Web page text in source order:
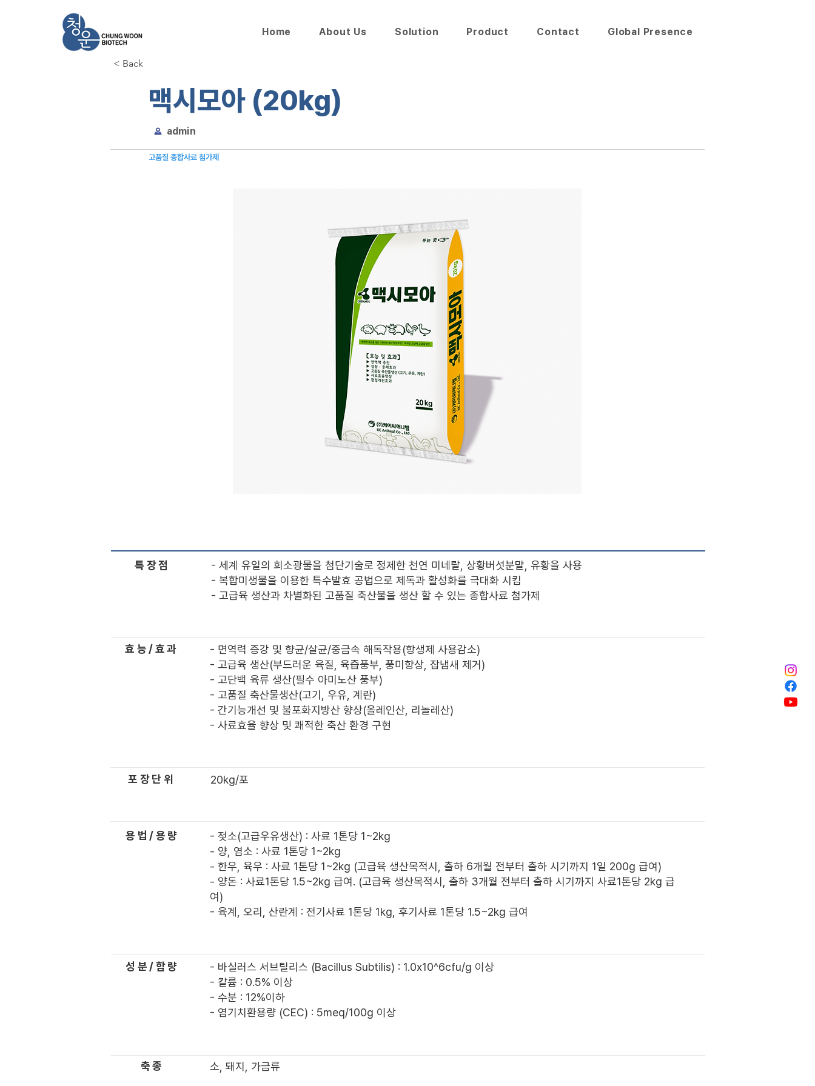
Home About Us Solution Product Contact Global Presence
< Back
맥시모아 (20kg)
admin
고품질 종합사료 첨가제
특장점
- 세계 유일의 희소광물을 첨단기술로 정제한 천연 미네랄, 상황버섯분말, 유황을 사용
- 복합미생물을 이용한 특수발효 공법으로 제독과 활성화를 극대화 시킴
- 고급육 생산과 차별화된 고품질 축산물을 생산 할 수 있는 종합사료 첨가제
효능/효과
- 면역력 증강 및 향균/살균/중금속 해독작용(항생제 사용감소)
- 고급육 생산(부드러운 육질, 육즙풍부, 풍미향상, 잡냄새 제거)
- 고단백 육류 생산(필수 아미노산 풍부)
- 고품질 축산물생산(고기, 우유, 계란)
- 간기능개선 및 불포화지방산 향상(올레인산, 리놀레산)
- 사료효율 향상 및 쾌적한 축산 환경 구현
​포장단위 20kg/포
용법/용량
- 젖소(고급우유생산) : 사료 1톤당 1~2kg
- 양, 염소 : 사료 1톤당 1~2kg
- 한우, 육우 : 사료 1톤당 1~2kg (고급육 생산목적시, 출하 6개월 전부터 출하 시기까지 1일 200g 급여)
- 양돈 : 사료1톤당 1.5~2kg 급여. (고급육 생산목적시, 출하 3개월 전부터 출하 시기까지 사료1톤당 2kg 급
여)
- 육계, 오리, 산란계 : 전기사료 1톤당 1kg, 후기사료 1톤당 1.5~2kg 급여
​성분/함량
- 바실러스 서브틸리스 (Bacillus Subtilis) : 1.0x10^6cfu/g 이상
- 칼륨 : 0.5% 이상
- 수분 : 12%이하
- 염기치환용량 (CEC) : 5meq/100g 이상
축종 소, 돼지, 가금류